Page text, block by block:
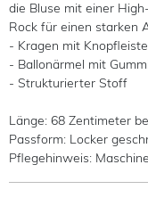
die Bluse mit einer
Rock für einen starken
- Kragen mit Knopfleiste
- Ballonärmel mit
- Strukturierter Stoff
Länge: 68 Zentimeter
Passform: Locker
Pflegehinweis: